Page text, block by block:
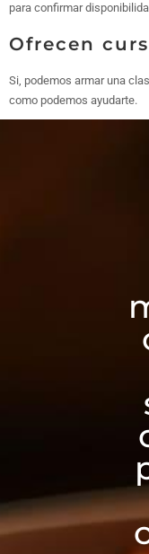
para confirmar
Ofrecen
Si, podemos armar una
como podemos ayudarte.